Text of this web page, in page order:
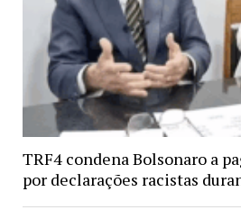
TRF4 condena Bolsonaro a
por declarações racistas